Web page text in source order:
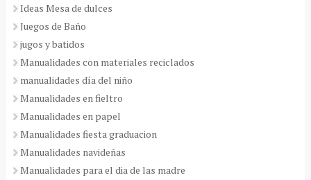
Ideas Mesa de dulces
Juegos de Baño
jugos y batidos
Manualidades con materiales reciclados
manualidades día del niño
Manualidades en fieltro
Manualidades en papel
Manualidades fiesta graduacion
Manualidades navideñas
Manualidades para el dia de las madre